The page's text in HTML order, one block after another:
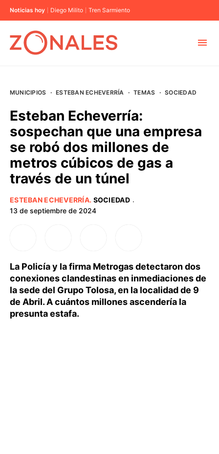
Noticias hoy Diego Milito Tren Sarmiento
BUENOS AIRES
PROVINCIAS
MUNICIPIOS · ESTEBAN ECHEVERRÍA · TEMAS · SOCIEDAD
Esteban Echeverría:
sospechan que una empresa
se robó dos millones de
metros cúbicos de gas a
través de un túnel
ESTEBAN ECHEVERRÍA. SOCIEDAD ·
13 de septiembre de 2024
La Policía y la firma Metrogas detectaron dos
conexiones clandestinas en inmediaciones de
la sede del Grupo Tolosa, en la localidad de 9
de Abril. A cuántos millones ascendería la
presunta estafa.